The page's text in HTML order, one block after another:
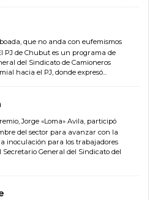
que no anda con eufemismos
PJ de Chubut es un programa de
del Sindicato de Camioneros
hacia el PJ, donde expresó...
Jorge «Loma» Avila, participó
del sector para avanzar con la
inoculación para los trabajadores
Secretario General del Sindicato del